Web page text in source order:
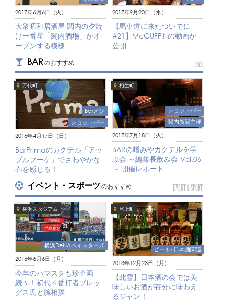
2017年6月6日（火）
大衆昭和居酒屋 関内の夕焼
け一番星「関内酒場」がオ
ープンする模様
2017年9月20日（水）
【馬車道に来たついでに
#21】McGUFFINの動画が
公開
BARのおすすめ BAR
万代町
Barメシ
ショットバー
2016年4月17日（日）
BarPrimaのカクテル「アッ
プルブーケ」でさわやかな
春を感じる！
相生町
ショットバー
関内新聞主催
2017年7月18日（火）
BARの嗜みやカクテルを学
ぶ会 ～編集長飲み会 Vol.06
～ 開催レポート
イベント・スポーツ のおすすめ EVENT & SPORT
横浜スタジアム
横浜DeNAベイスターズ
2016年6月6日（月）
今年のハマスタも珍企画
続々！初代４番打者ブレッ
グス氏と腕相撲
尾上町
ビール･日本酒関連
2013年12月23日（月）
【北雪】日本酒の会では美
味しいお酒が存分に味わえ
るジャン！